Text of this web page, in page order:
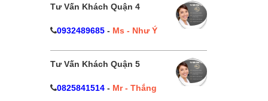
Tư Vấn Khách Quận 4
0932489685- Ms - Như Ý
Tư Vấn Khách Quận 5
0825841514- Mr - Thắng